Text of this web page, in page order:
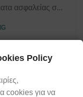
ασφαλείας σ...
τώρα
Policy
cookies για να